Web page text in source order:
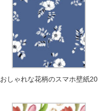
おしゃれな花柄のスマホ壁紙20